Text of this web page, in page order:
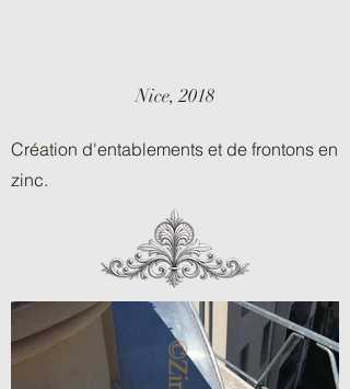
Nice, 2018
Création d'entablements et de frontons en
zinc.